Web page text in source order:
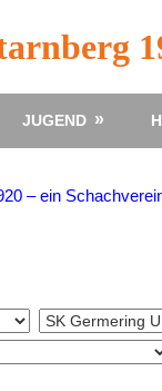
JUGEND